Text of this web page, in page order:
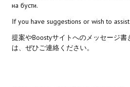
Mass Effect Andromeda
Neverwinter Nights 1
Sacred Ice & Blood
на бусти.
If you have suggestions or wish to
提案やBoostyサイトへのメッセージ
は、ぜひご連絡ください。